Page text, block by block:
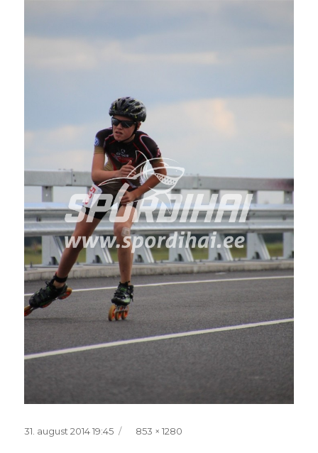
Postitatud
31. august 2014 19:45 Täissuurus
853 × 1280